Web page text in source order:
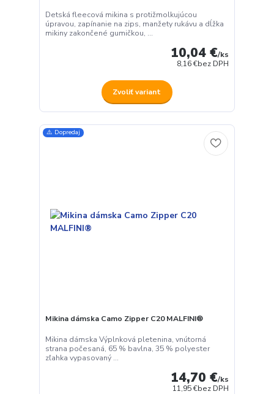
Detská fleecová mikina s protižmolkujúcou
úpravou, zapínanie na zips, manžety rukávu a dĺžka
mikiny zakončené gumičkou, ...
10,04 €/ks
8,16 €bez DPH
Zvoliť variant
⚠️ Dopredaj
Mikina dámska Camo Zipper C20 MALFINI®
Mikina dámska Výplnková pletenina, vnútorná
strana počesaná, 65 % bavlna, 35 % polyester
zľahka vypasovaný ...
14,70 €/ks
11,95 €bez DPH